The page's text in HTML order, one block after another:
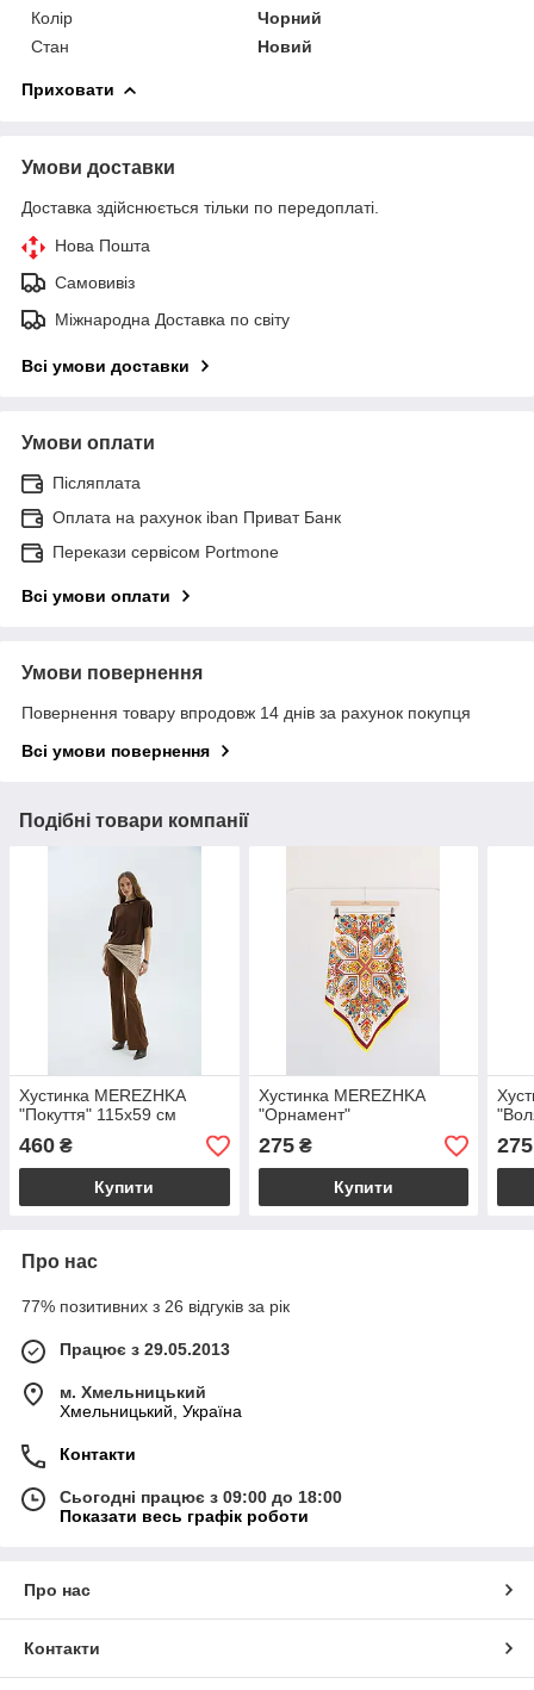
Колір
Чорний
Стан
Новий
Приховати
Умови доставки
Доставка здійснюється тільки по передоплаті.
Нова Пошта
Самовивіз
Міжнародна Доставка по світу
Всі умови доставки
Умови оплати
Післяплата
Оплата на рахунок iban Приват Банк
Перекази сервісом Portmone
Всі умови оплати
Умови повернення
Повернення товару впродовж 14 днів за рахунок покупця
Всі умови повернення
Подібні товари компанії
Хустинка MEREZHKA
"Покуття" 115х59 см
460 ₴
Купити
Хустинка MEREZHKA
"Орнамент"
275₴
Купити
275
Про нас
77% позитивних з 26 відгуків за рік
Працює з 29.05.2013
м. Хмельницький
Хмельницький, Україна
Контакти
Сьогодні працює з 09:00 до 18:00
Показати весь графік роботи
Про нас
Контакти